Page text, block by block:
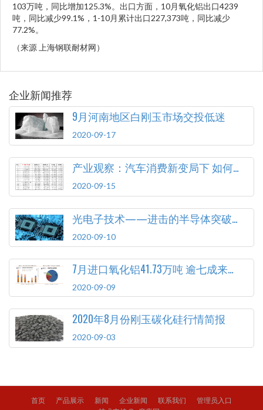
103万吨，同比增加125.3%。出口方面，10月氧化铝出口4239
吨，同比减少99.1%，1-10月累计出口227,373吨，同比减少
77.2%。
（来源 上海钢联耐材网）
企业新闻推荐
9月河南地区白刚玉市场交投低迷
2020-09-17
产业观察：汽车消费新变局下 如何顺应变化释放潜力
2020-09-15
光电子技术——进击的半导体突破口
2020-09-10
7月进口氧化铝41.73万吨 逾七成来自澳大利亚
2020-09-09
2020年8月份刚玉碳化硅行情简报
2020-09-03
首页 产品展示 新闻 企业新闻 联系我们
管理员入口